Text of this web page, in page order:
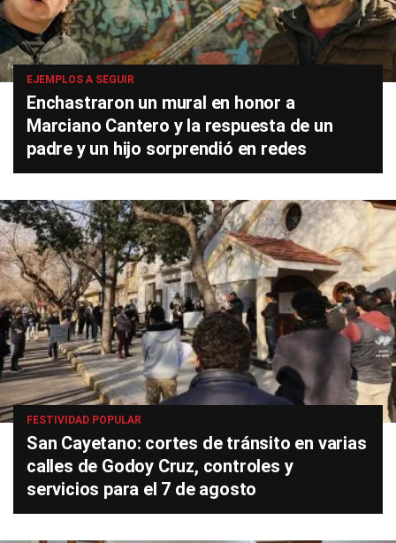
EJEMPLOS A SEGUIR
Enchastraron un mural en honor a
Marciano Cantero y la respuesta de un
padre y un hijo sorprendió en redes
FESTIVIDAD POPULAR
San Cayetano: cortes de tránsito en varias
calles de Godoy Cruz, controles y
servicios para el 7 de agosto